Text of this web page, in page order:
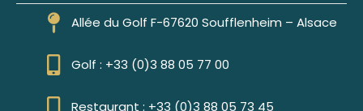
Allée du Golf F-67620 Soufflenheim – Alsace
Golf : +33 (0)3 88 05 77 00
Restaurant : +33 (0)3 88 05 73 45